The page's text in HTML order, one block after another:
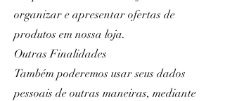
organizar e apresentar ofertas de
produtos em nossa loja.
Outras Finalidades
Também poderemos usar seus dados
pessoais de outras maneiras, mediante